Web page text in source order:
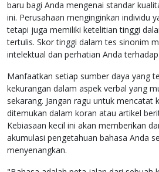
baru bagi Anda mengenai standar
ini. Perusahaan menginginkan individu
tetapi juga memiliki ketelitian tinggi
tertulis. Skor tinggi dalam tes sinonim
intelektual dan perhatian Anda
Manfaatkan setiap sumber daya yang
kekurangan dalam aspek verbal yang
sekarang. Jangan ragu untuk mencatat
ditemukan dalam koran atau artikel
Kebiasaan kecil ini akan memberikan
akumulasi pengetahuan bahasa Anda
menyenangkan.